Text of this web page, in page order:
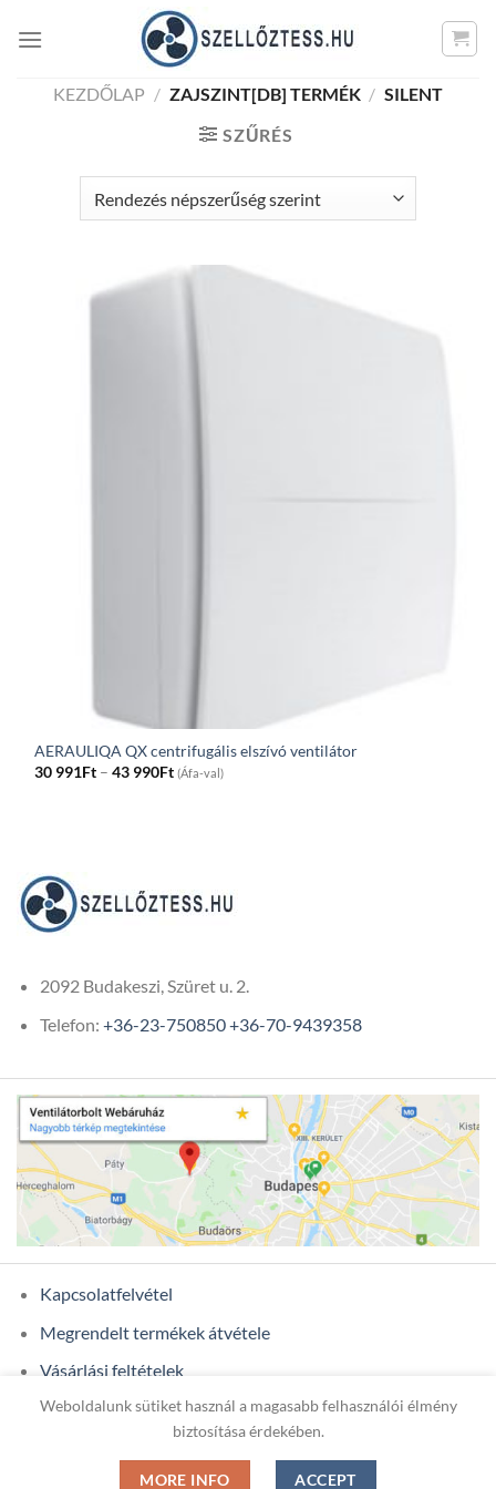
KEZDŐLAP / ZAJSZINT[DB] TERMÉK / SILENT
SZŰRÉS
AERAULIQA QX centrifugális elszívó ventilátor
30 991Ft – 43 990FtPrice
range:
(Áfa-val)
2092 Budakeszi, Szüret u. 2.
Telefon: +36-23-750850+36-70-9439358
Kapcsolatfelvétel
Megrendelt termékek átvétele
Vásárlási feltételek
Ügyfél adatok
Weboldalunk sütiket használ a magasabb felhasználói élmény
biztosítása érdekében.
MORE INFO ACCEPT